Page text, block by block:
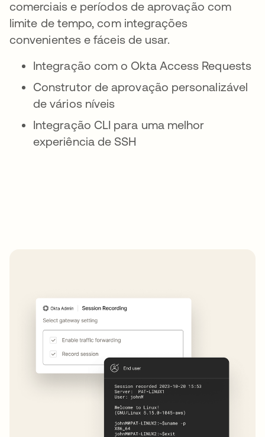
comerciais e períodos de aprovação com
limite de tempo, com integrações
convenientes e fáceis de usar.
Integração com o Okta Access Requests
Construtor de aprovação personalizável
de vários níveis
Integração CLI para uma melhor
experiência de SSH